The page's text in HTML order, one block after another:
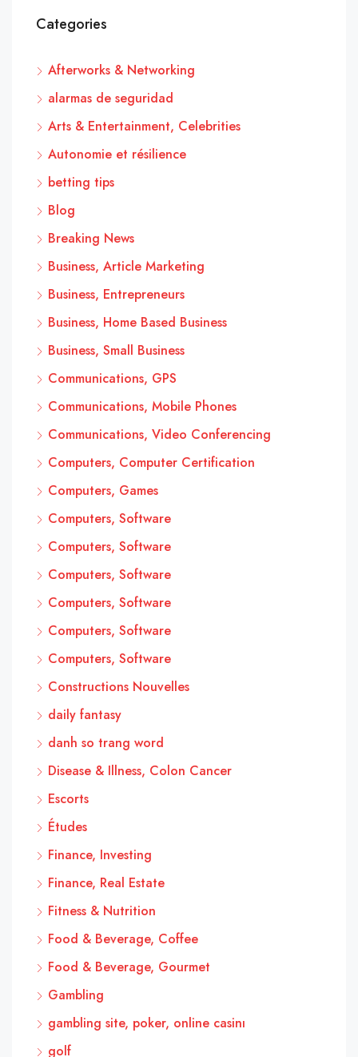
Categories
Afterworks & Networking
alarmas de seguridad
Arts & Entertainment, Celebrities
Autonomie et résilience
betting tips
Blog
Breaking News
Business, Article Marketing
Business, Entrepreneurs
Business, Home Based Business
Business, Small Business
Communications, GPS
Communications, Mobile Phones
Communications, Video Conferencing
Computers, Computer Certification
Computers, Games
Computers, Software
Computers, Software
Computers, Software
Computers, Software
Computers, Software
Computers, Software
Constructions Nouvelles
daily fantasy
danh so trang word
Disease & Illness, Colon Cancer
Escorts
Études
Finance, Investing
Finance, Real Estate
Fitness & Nutrition
Food & Beverage, Coffee
Food & Beverage, Gourmet
Gambling
gambling site, poker, online casinı
golf